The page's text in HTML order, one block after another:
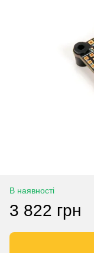
В наявності
3 822 грн